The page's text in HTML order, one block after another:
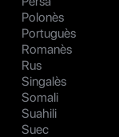
Polonès
Portuguès
Romanès
Rus
Singalès
Somali
Suahili
Suec